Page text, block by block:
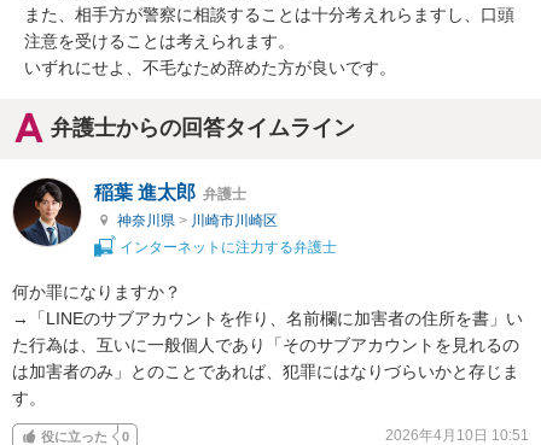
また、相手方が警察に相談することは十分考えれらますし、口頭
注意を受けることは考えられます。
いずれにせよ、不毛なため辞めた方が良いです。
弁護士からの回答タイムライン
稲葉 進太郎 弁護士
神奈川県 > 川崎市川崎区
インターネットに注力する弁護士
何か罪になりますか？
→「LINEのサブアカウントを作り、名前欄に加害者の住所を書」い
た行為は、互いに一般個人であり「そのサブアカウントを見れるの
は加害者のみ」とのことであれば、犯罪にはなりづらいかと存じま
す。
役に立った 0 2026年4月10日 10:51